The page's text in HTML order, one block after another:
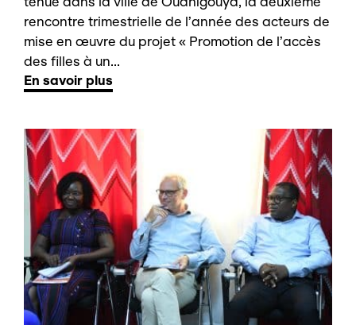
rencontre trimestrielle de l’année des acteurs de
mise en œuvre du projet « Promotion de l’accès
des filles à un...
En savoir plus